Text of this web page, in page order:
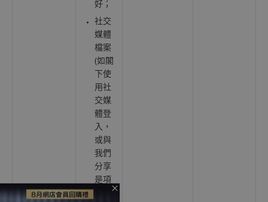
close
好；
社交
媒體
檔案
(如閣
下使
用社
交媒
體登
入，
或與
我們
分享
是項